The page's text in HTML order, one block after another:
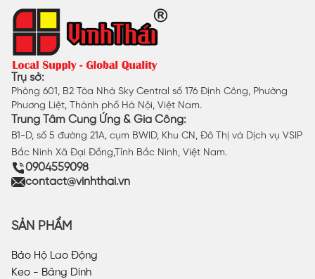
Trụ sở:
Phòng 601, B2 Tòa Nhà Sky Central số 176 Định Công, Phường
Phương Liệt, Thành phố Hà Nội, Việt Nam.
Trung Tâm Cung Ứng & Gia Công:
B1-D, số 5 đường 21A, cụm BWID, Khu CN, Đô Thị và Dịch vụ VSIP
Bắc Ninh Xã Đại Đồng,Tỉnh Bắc Ninh, Việt Nam.
0904559098
contact@vinhthai.vn
SẢN PHẨM
Bảo Hộ Lao Động
Keo - Băng Dính